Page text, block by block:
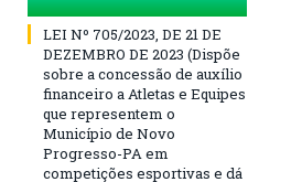
LEI Nº 705/2023, DE 21 DE
DEZEMBRO DE 2023 (Dispõe
sobre a concessão de auxílio
financeiro a Atletas e Equipes
que representem o
Município de Novo
Progresso-PA em
competições esportivas e dá